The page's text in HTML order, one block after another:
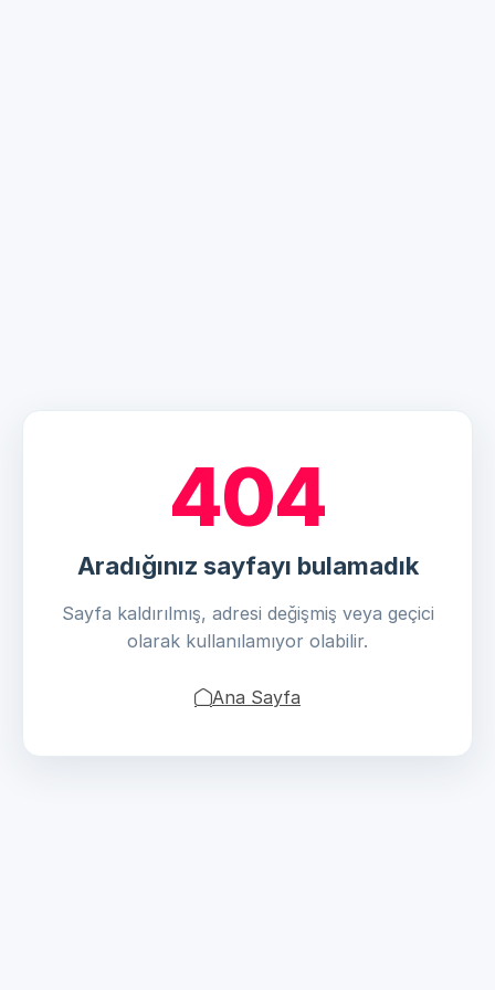
404
Aradığınız sayfayı bulamadık
Sayfa kaldırılmış, adresi değişmiş veya geçici
olarak kullanılamıyor olabilir.
Ana Sayfa